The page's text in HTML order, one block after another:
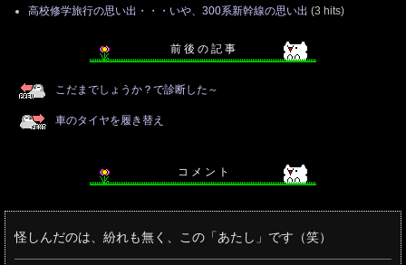
高校修学旅行の思い出・・・いや、300系新幹線の思い出 (3 hits)
前 後 の 記 事
こだまでしょうか？で診断した～
車のタイヤを履き替え
コ メ ン ト
怪しんだのは、紛れも無く、この「あたし」です（笑）